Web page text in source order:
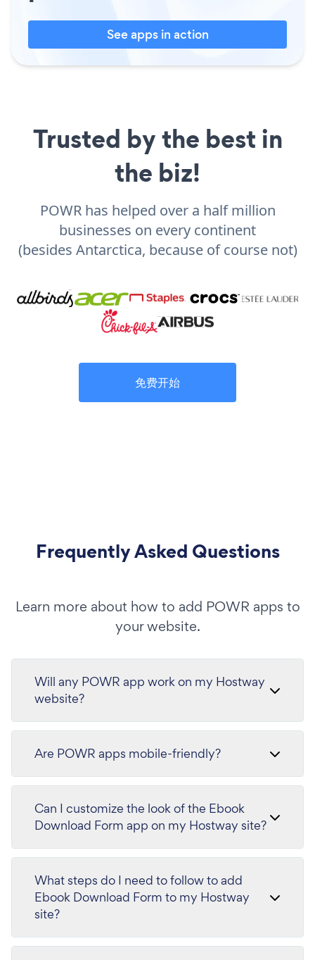
See apps in action
Trusted by the best in
the biz!
POWR has helped over a half million
businesses on every continent
(besides Antarctica, because of course not)
免费开始
Frequently Asked Questions
Learn more about how to add POWR apps to
your website.
Will any POWR app work on my Hostway
website?
Are POWR apps mobile-friendly?
Can I customize the look of the Ebook
Download Form app on my Hostway site?
What steps do I need to follow to add
Ebook Download Form to my Hostway
site?